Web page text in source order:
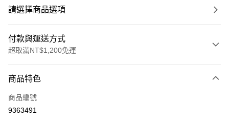
請選擇商品選項
付款與運送方式
超取滿NT$1,200免運
信用卡一次付款
超商取貨付款
商品特色
商品編號
9363491